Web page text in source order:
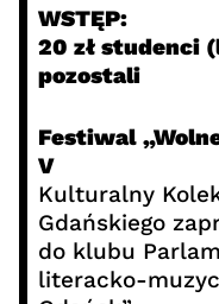
WSTĘP:
20 zł studenci
pozostali
Festiwal
V
Kulturalny
Gdańskiego
do klubu
literacko-